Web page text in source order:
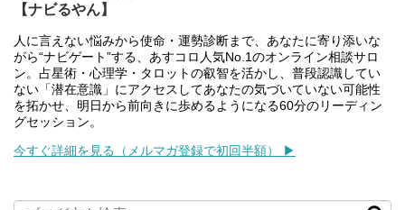
【ナビるやん】
人に言えない悩みから使命・運勢診断まで、あなたに寄り添いな
がら“ナビゲート”する、あすコロ人気No.1のオンライン相談サロ
ン。占星術・心理学・タロットの叡智を活かし、普段認識してい
ない「潜在意識」にアクセスしてあなたの気づいていない可能性
を拓かせ、明日から前向きに歩めるようになる60分のリーディン
グセッション。
今すぐ詳細を見る（メルマガ登録で初回半額） ▶